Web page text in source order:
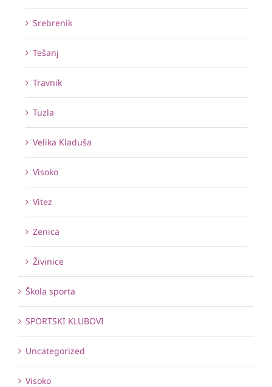
Srebrenik
Tešanj
Travnik
Tuzla
Velika Kladuša
Visoko
Vitez
Zenica
Živinice
Škola sporta
SPORTSKI KLUBOVI
Uncategorized
Visoko